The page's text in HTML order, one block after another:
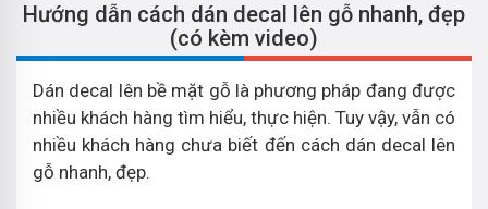
Hướng dẫn cách dán decal lên gỗ nhanh, đẹp
(có kèm video)
Dán decal lên bề mặt gỗ là phương pháp đang được
nhiều khách hàng tìm hiểu, thực hiện. Tuy vậy, vẫn có
nhiều khách hàng chưa biết đến cách dán decal lên
gỗ nhanh, đẹp.